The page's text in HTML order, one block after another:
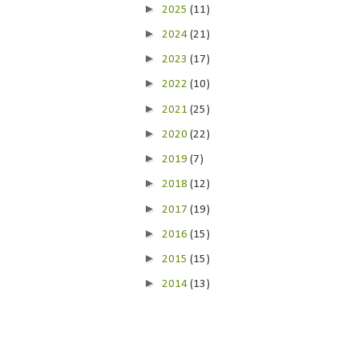
► 2025(11)
► 2024(21)
► 2023(17)
► 2022(10)
► 2021(25)
► 2020(22)
► 2019(7)
► 2018(12)
► 2017(19)
► 2016(15)
► 2015(15)
► 2014(13)